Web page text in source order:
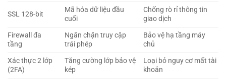
SSL 128-bit
Mã hóa dữ liệu đầu
cuối
Chống rò rỉ thông tin
giao dịch
Firewall đa
tầng
Ngăn chặn truy cập
trái phép
Bảo vệ hạ tầng máy
chủ
Xác thực 2 lớp
(2FA)
Tăng cường lớp bảo vệ
kép
Loại bỏ nguy cơ mất tài
khoản